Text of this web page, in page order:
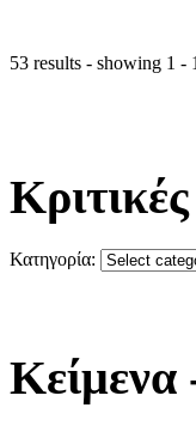
53 results - showing 1 -
Κριτικές
Κατηγορία:
Κείμενα